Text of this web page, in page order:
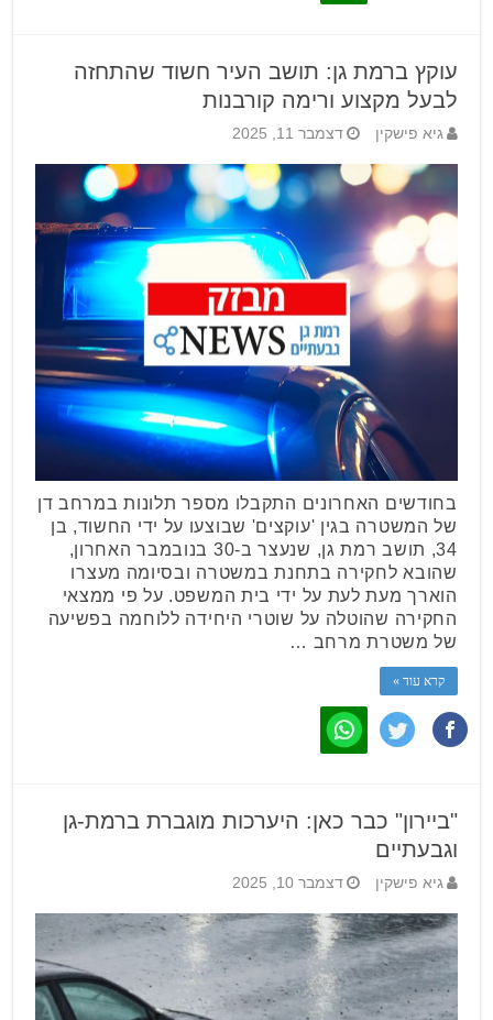
עוקץ ברמת גן: תושב העיר חשוד שהתחזה
לבעל מקצוע ורימה קורבנות
גיא פישקין דצמבר 11, 2025
בחודשים האחרונים התקבלו מספר תלונות במרחב דן
של המשטרה בגין 'עוקצים' שבוצעו על ידי החשוד, בן
34, תושב רמת גן, שנעצר ב-30 בנובמבר האחרון,
שהובא לחקירה בתחנת במשטרה ובסיומה מעצרו
הוארך מעת לעת על ידי בית המשפט. על פי ממצאי
החקירה שהוטלה על שוטרי היחידה ללוחמה בפשיעה
של משטרת מרחב …
קרא עוד »
"ביירון" כבר כאן: היערכות מוגברת ברמת-גן
וגבעתיים
גיא פישקין דצמבר 10, 2025